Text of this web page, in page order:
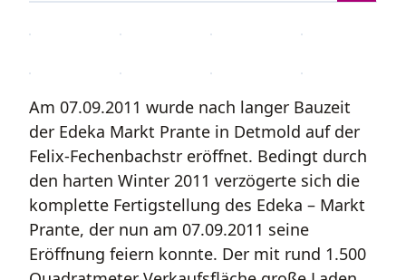
Am 07.09.2011 wurde nach langer Bauzeit
der Edeka Markt Prante in Detmold auf der
Felix-Fechenbachstr eröffnet. Bedingt durch
den harten Winter 2011 verzögerte sich die
komplette Fertigstellung des Edeka – Markt
Prante, der nun am 07.09.2011 seine
Eröffnung feiern konnte. Der mit rund 1.500